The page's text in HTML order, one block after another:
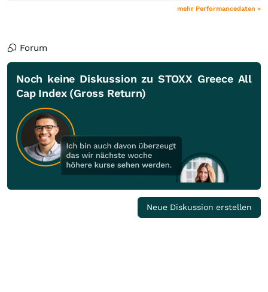
mehr Performancedaten »
Forum
Noch keine Diskussion zu STOXX Greece All
Cap Index (Gross Return)
Neue Diskussion erstellen